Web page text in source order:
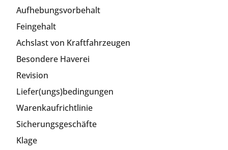
Aufhebungsvorbehalt
Feingehalt
Achslast von Kraftfahrzeugen
Besondere Haverei
Revision
Liefer(ungs)bedingungen
Warenkaufrichtlinie
Sicherungsgeschäfte
Klage